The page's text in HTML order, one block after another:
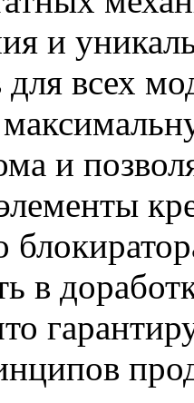
и
для всех
и
в